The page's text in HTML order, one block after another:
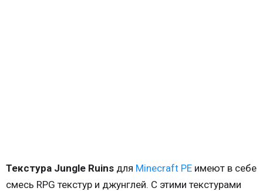
Текстура Jungle Ruins для Minecraft PE имеют в себе
смесь RPG текстур и джунглей. С этими текстурами